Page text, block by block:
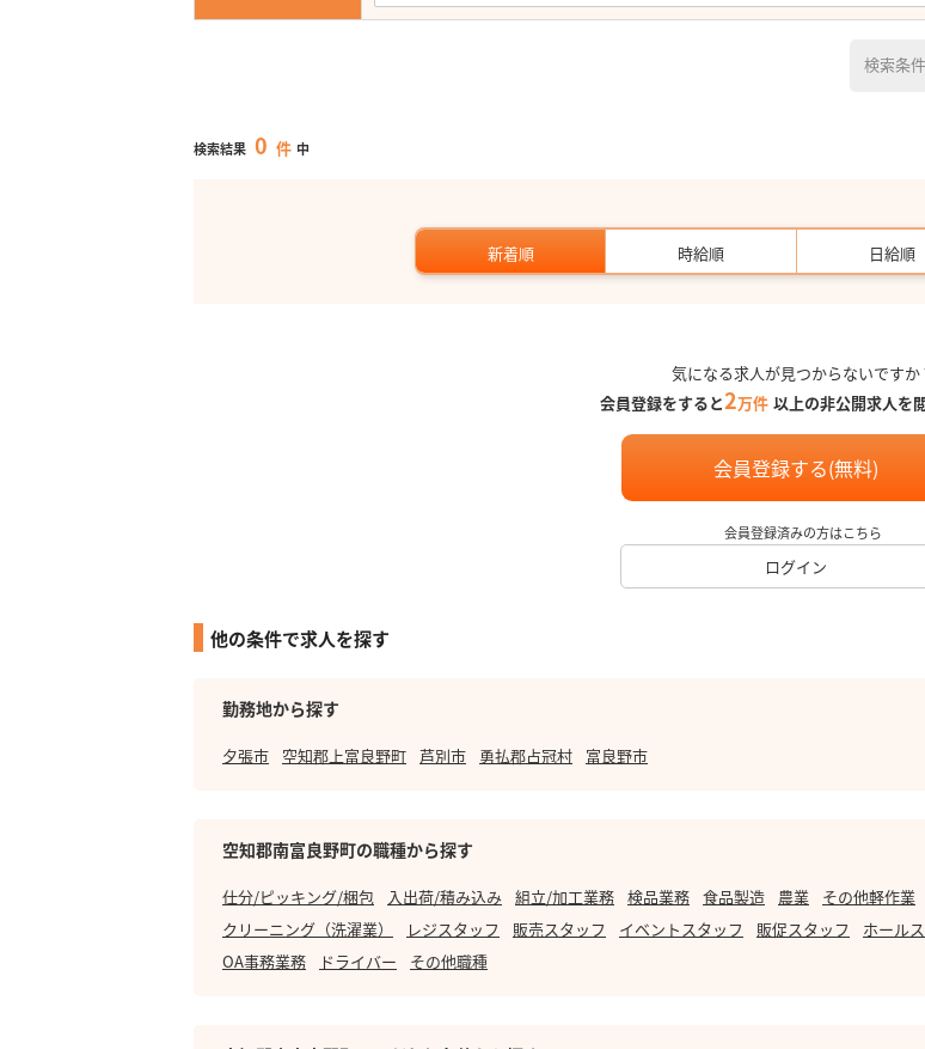
検索条
検索結果 0 件 中
新着順 時給順 日給順
気になる求人が見つからないですか
会員登録をすると2万件 以上の非公開求人を
会員登録する(無料)
会員登録済みの方はこちら
ログイン
他の条件で求人を探す
勤務地から探す
夕張市 空知郡上富良野町 芦別市 勇払郡占冠村 富良野市
空知郡南富良野町の職種から探す
仕分/ピッキング/梱包 入出荷/積み込み 組立/加工業務 検品業務 食品製造 農業 その他軽作業
クリーニング（洗濯業）
レジスタッフ 販売スタッフ イベントスタッフ 販促スタッフ ホール
OA事務業務
ドライバー その他職種